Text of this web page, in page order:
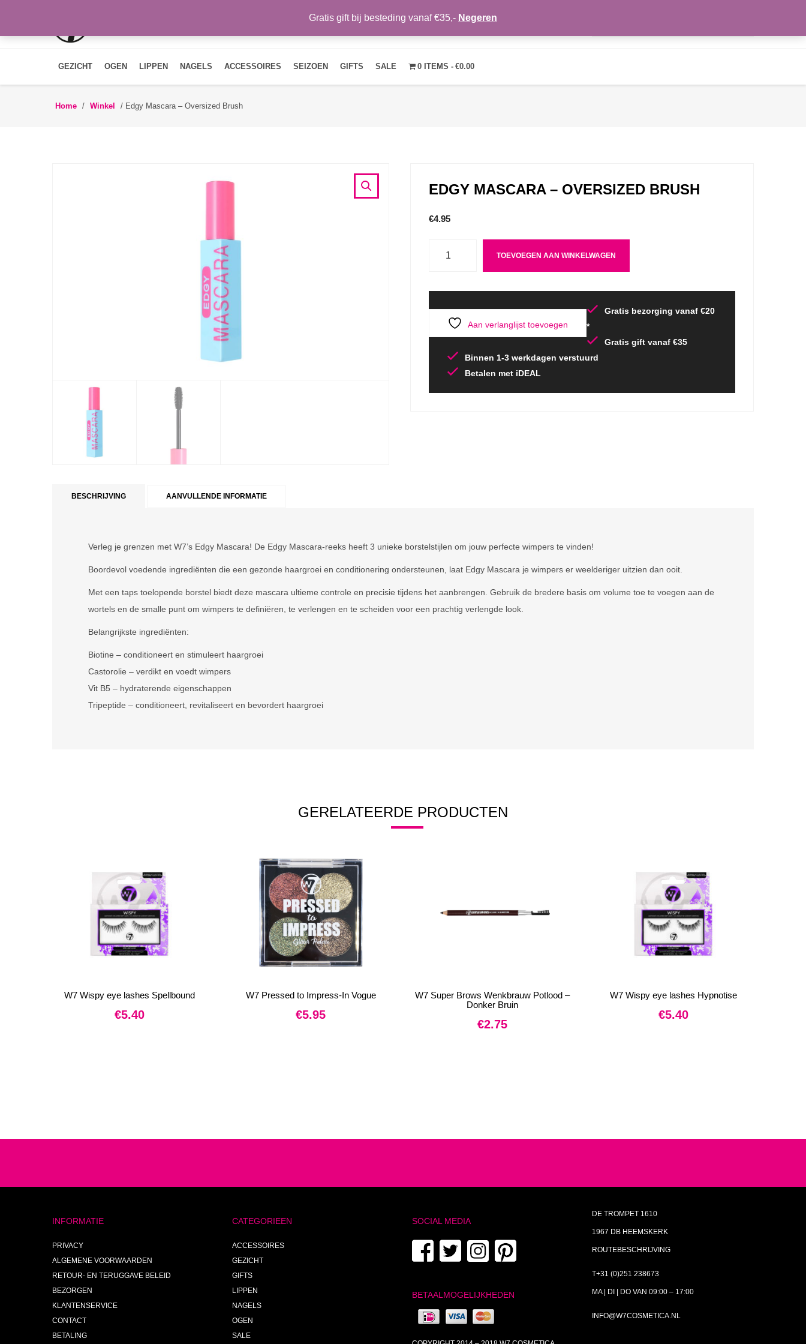
OVER ONS NIEUWS CONTACT MIJN ACCOUNT
GEZICHT OGEN LIPPEN NAGELS ACCESSOIRES SEIZOEN GIFTS SALE 0 ITEMS €0.00
Home / Winkel / Edgy Mascara – Oversized Brush
EDGY MASCARA – OVERSIZED BRUSH
€4.95
TOEVOEGEN AAN WINKELWAGEN
Aan verlanglijst toevoegen
Gratis bezorging vanaf €20
*
Gratis gift vanaf €35
Binnen 1-3 werkdagen verstuurd
Betalen met iDEAL
BESCHRIJVING AANVULLENDE INFORMATIE
Verleg je grenzen met W7’s Edgy Mascara! De Edgy Mascara-reeks heeft 3 unieke borstelstijlen om jouw perfecte wimpers te vinden!
Boordevol voedende ingrediënten die een gezonde haargroei en conditionering ondersteunen, laat Edgy Mascara je wimpers er weelderiger uitzien dan ooit.
Met een taps toelopende borstel biedt deze mascara ultieme controle en precisie tijdens het aanbrengen. Gebruik de bredere basis om volume toe te voegen aan de
wortels en de smalle punt om wimpers te definiëren, te verlengen en te scheiden voor een prachtig verlengde look.
Belangrijkste ingrediënten:
Biotine – conditioneert en stimuleert haargroei
Castorolie – verdikt en voedt wimpers
Vit B5 – hydraterende eigenschappen
Tripeptide – conditioneert, revitaliseert en bevordert haargroei
GERELATEERDE PRODUCTEN
W7 Wispy eye lashes Spellbound
€5.40
W7 Pressed to Impress-In Vogue
€5.95
W7 Super Brows Wenkbrauw Potlood –
Donker Bruin
€2.75
W7 Wispy eye lashes Hypnotise
€5.40
INFORMATIE
PRIVACY
ALGEMENE VOORWAARDEN
RETOUR- EN TERUGGAVE BELEID
BEZORGEN
KLANTENSERVICE
CONTACT
BETALING
CATEGORIEEN
ACCESSOIRES
GEZICHT
GIFTS
LIPPEN
NAGELS
OGEN
SALE
SOCIAL MEDIA
BETAALMOGELIJKHEDEN
DE TROMPET 1610
1967 DB HEEMSKERK
ROUTEBESCHRIJVING
T+31 (0)251 238673
MA | DI | DO VAN 09:00 – 17:00
INFO@W7COSMETICA.NL
Gratis gift bij besteding vanaf €35,- Negeren